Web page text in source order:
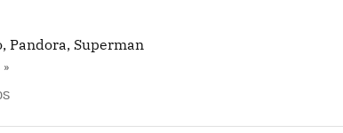
Pandora, Superman